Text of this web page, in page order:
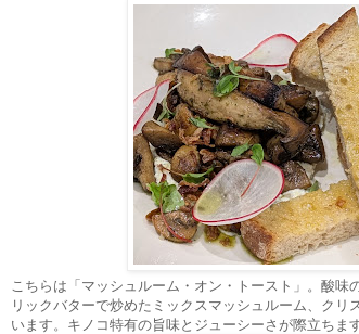
こちらは「マッシュルーム・オン・トースト」。酸味
リックバターで炒めたミックスマッシュルーム、クリ
います。キノコ特有の旨味とジューシーさが際立ちます